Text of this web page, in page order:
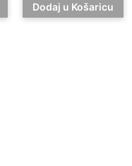
Dodaj u Košaricu